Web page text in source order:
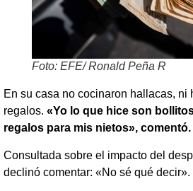
Foto: EFE/ Ronald Peña R
En su casa no cocinaron hallacas, ni
regalos. «Yo lo que hice son
regalos para mis nietos», comentó.
Consultada sobre el impacto del
declinó comentar: «No sé qué decir».